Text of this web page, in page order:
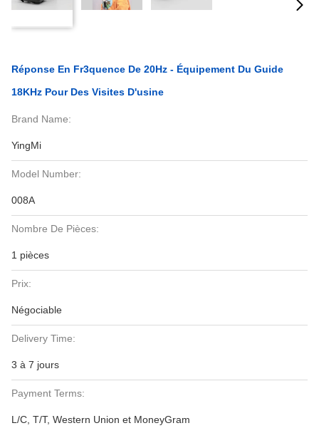
Réponse En Fr3quence De 20Hz - Équipement Du Guide
18KHz Pour Des Visites D'usine
Brand Name:
YingMi
Model Number:
008A
Nombre De Pièces:
1 pièces
Prix:
Négociable
Delivery Time:
3 à 7 jours
Payment Terms:
L/C, T/T, Western Union et MoneyGram